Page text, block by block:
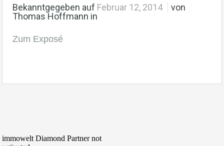
Bekanntgegeben auf Februar 12, 2014
von
Thomas Hoffmann in
Zum Exposé